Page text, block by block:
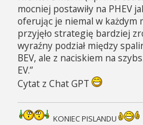
mocniej postawiły na PHEV
oferując je niemal w każdym
przyjęło strategię bardziej
wyraźny podział między
BEV, ale z naciskiem na
EV.”
Cytat z Chat GPT
KONIEC PISLANDU